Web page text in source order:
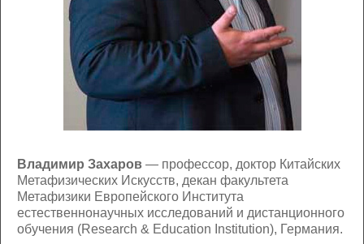
Владимир Захаров — профессор, доктор Китайских
Метафизических Искусств, декан факультета
Метафизики Европейского Института
естественнонаучных исследований и дистанционного
обучения (Research & Education Institution), Германия.